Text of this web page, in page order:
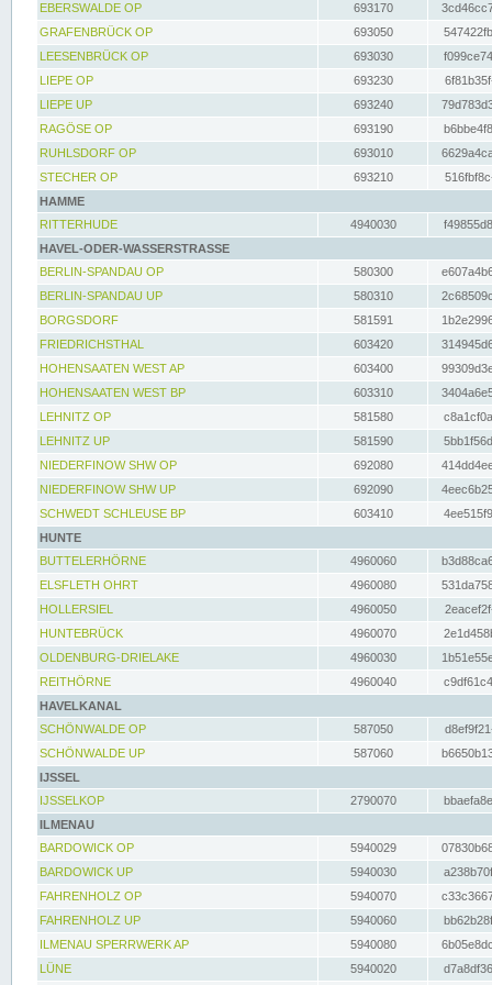
EBERSWALDE OP
693170
GRAFENBRÜCK OP
693050
LEESENBRÜCK OP
693030
LIEPE OP
693230
LIEPE UP
693240
RAGÖSE OP
693190
RUHLSDORF OP
693010
STECHER OP
693210
HAMME
RITTERHUDE
4940030
HAVEL-ODER-WASSERSTRASSE
BERLIN-SPANDAU OP
580300
BERLIN-SPANDAU UP
580310
BORGSDORF
581591
FRIEDRICHSTHAL
603420
HOHENSAATEN WEST AP
603400
HOHENSAATEN WEST BP
603310
LEHNITZ OP
581580
LEHNITZ UP
581590
NIEDERFINOW SHW OP
692080
NIEDERFINOW SHW UP
692090
SCHWEDT SCHLEUSE BP
603410
HUNTE
BUTTELERHÖRNE
4960060
ELSFLETH OHRT
4960080
HOLLERSIEL
4960050
HUNTEBRÜCK
4960070
OLDENBURG-DRIELAKE
4960030
REITHÖRNE
4960040
HAVELKANAL
SCHÖNWALDE OP
587050
SCHÖNWALDE UP
587060
IJSSEL
IJSSELKOP
2790070
ILMENAU
BARDOWICK OP
5940029
BARDOWICK UP
5940030
FAHRENHOLZ OP
5940070
FAHRENHOLZ UP
5940060
ILMENAU SPERRWERK AP
5940080
LÜNE
5940020